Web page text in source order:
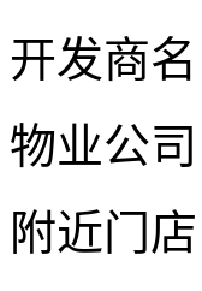
开发商名
物业公司
附近门店